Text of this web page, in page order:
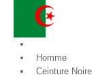
Afrique
Amérique
Australie et Océanie
Homme
Ceinture Noire